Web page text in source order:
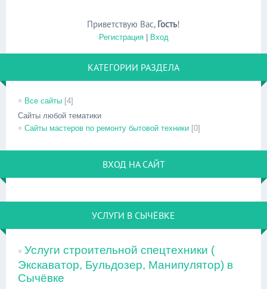
Приветствую Вас, Гость!
Регистрация| Вход
КАТЕГОРИИ РАЗДЕЛА
Все сайты [4]
Сайты любой тематики
Сайты мастеров по ремонту бытовой техники [0]
ВХОД НА САЙТ
УСЛУГИ В СЫЧЁВКЕ
Услуги строительной спецтехники (
Экскаватор, Бульдозер, Манипулятор) в
Сычёвке